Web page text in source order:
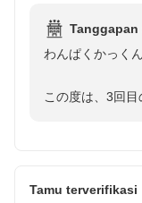
https://
わんぱくかっく
この度は、3回目
れていたお食事
Tamu terverifikasi